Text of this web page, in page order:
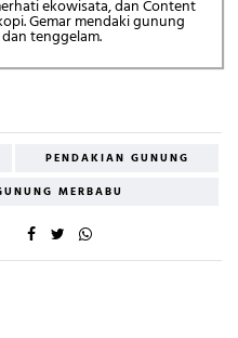
ekowisata, dan Content
Gemar mendaki gunung
tenggelam.
PENDAKIAN GUNUNG
MERBABU